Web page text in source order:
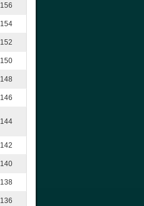
156
154
152
150
148
146
144
142
140
138
136